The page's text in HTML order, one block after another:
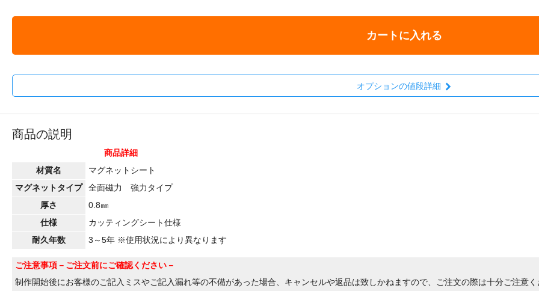
カートに入れる
オプションの値段詳細
商品の説明
商品詳細
材質名
マグネットシート
マグネットタイプ
全面磁力 強力タイプ
厚さ
0.8㎜
仕様
カッティングシート仕様
耐久年数
3～5年 ※使用状況により異なります
ご注意事項 －ご注文前にご確認ください－
制作開始後にお客様のご記入ミスやご記入漏れ等の不備があった場合、キャンセルや返品は致しかねますので、ご注文の際は十分ご注意